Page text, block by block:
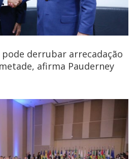
derrubar arrecadação
afirma Pauderney